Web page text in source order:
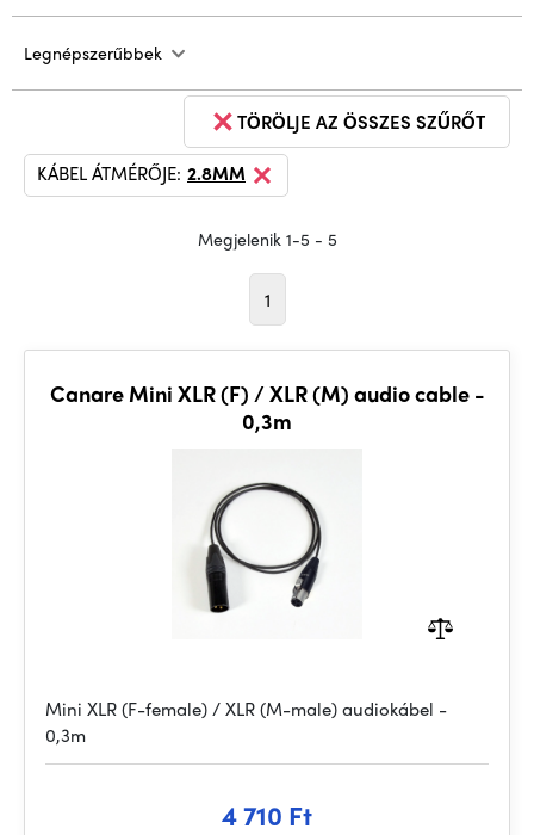
Legnépszerűbbek
TÖRÖLJE AZ ÖSSZES SZŰRŐT
KÁBEL ÁTMÉRŐJE: 2.8MM
Megjelenik 1-5 - 5
1
Canare Mini XLR (F) / XLR (M) audio cable -
0,3m
Mini XLR (F-female) / XLR (M-male) audiokábel -
0,3m
4 710 Ft